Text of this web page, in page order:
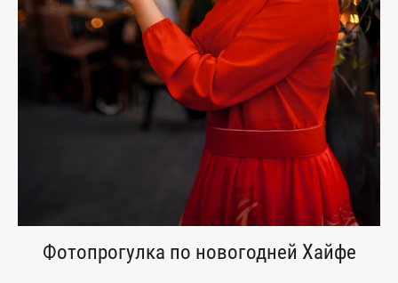
Фотопрогулка по новогодней Хайфе